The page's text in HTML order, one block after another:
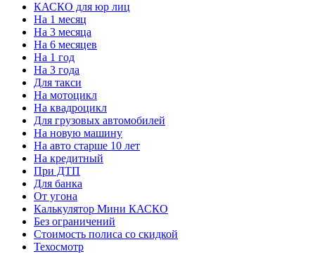
КАСКО для юр лиц
На 1 месяц
На 3 месяца
На 6 месяцев
На 1 год
На 3 года
Для такси
На мотоцикл
На квадроцикл
Для грузовых автомобилей
На новую машину
На авто старше 10 лет
На кредитный
При ДТП
Для банка
От угона
Калькулятор Мини КАСКО
Без ограничений
Стоимость полиса со скидкой
Техосмотр